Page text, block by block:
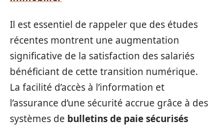
Il est essentiel de rappeler que des études
récentes montrent une augmentation
significative de la satisfaction des salariés
bénéficiant de cette transition numérique.
La facilité d’accès à l’information et
l’assurance d’une sécurité accrue grâce à des
systèmes de bulletins de paie sécurisés